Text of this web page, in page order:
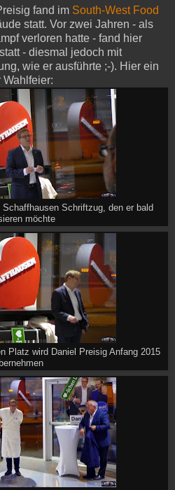
fand im South-West Food
statt. Vor zwei Jahren - als
verloren hatte - fand hier
- diesmal jedoch mit
wie er ausführte ;-). Hier ein
Wahlfeier:
Schriftzug, den er bald
möchte
Platz wird Daniel Preisig Anfang 2015